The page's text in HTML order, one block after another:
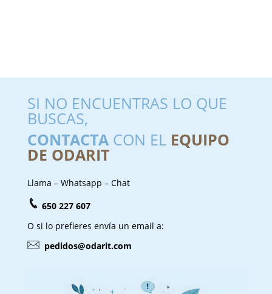
SI NO ENCUENTRAS LO QUE
BUSCAS,
CONTACTACON EL EQUIPO
DE ODARIT
Llama – Whatsapp – Chat
650 227 607
O si lo prefieres envía un email a:
pedidos@odarit.com